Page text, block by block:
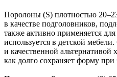
Поролоны (S) плотностью
в качестве подголовников,
также активно применяется
используется в детской
и качественной альтернативой
как долго сохраняет форму при